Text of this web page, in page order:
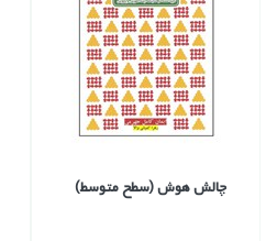
چالش هوش (سطح متوسط)